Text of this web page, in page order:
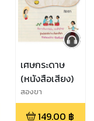
เศษกระดาษ
(หนังสือเสียง)
สองขา
149.00 ฿